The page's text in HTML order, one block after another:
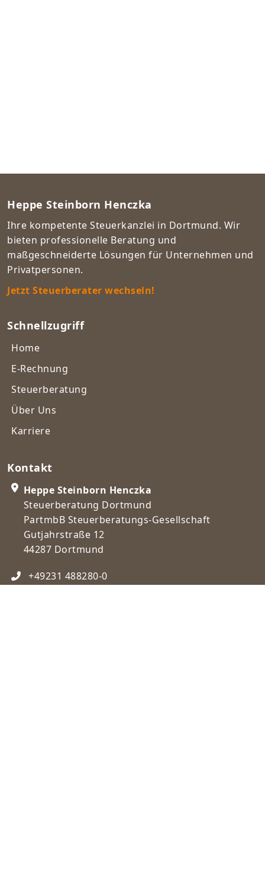
Heppe Steinborn Henczka
Ihre kompetente Steuerkanzlei in Dortmund. Wir
bieten professionelle Beratung und
maßgeschneiderte Lösungen für Unternehmen und
Privatpersonen.
Jetzt Steuerberater wechseln!
Schnellzugriff
Home
E-Rechnung
Steuerberatung
Über Uns
Karriere
Kontakt
Heppe Steinborn Henczka
Steuerberatung Dortmund
PartmbB Steuerberatungs-Gesellschaft
Gutjahrstraße 12
44287 Dortmund
+49231 488280-0